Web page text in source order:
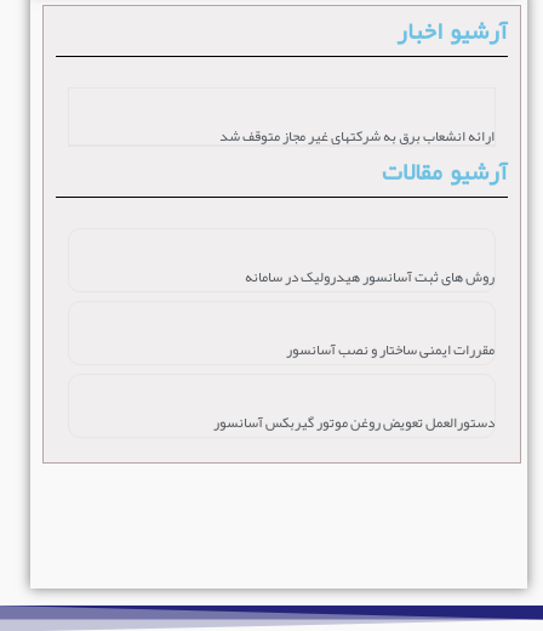
آرشیو اخبار
ارائه انشعاب برق به شرکتهای غیر مجاز متوقف شد
آرشیو مقالات
روش های ثبت آسانسور هیدرولیک در سامانه
مقررات ایمنی ساختار و نصب آسانسور
دستورالعمل تعویض روغن موتور گیربکس آسانسور